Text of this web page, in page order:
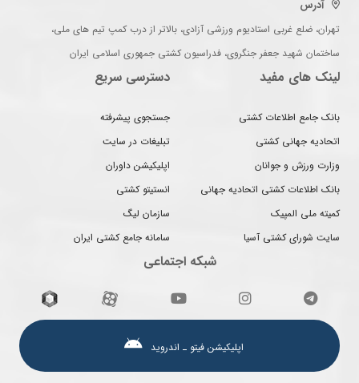
آدرس
تهران، ضلع غربی استادیوم ورزشی آزادی، بالاتر از درب کمپ تیم های ملی،
ساختمان شهید جعفر جنگروی، فدراسیون کشتی جمهوری اسلامی ایران
لینک های مفید
بانک جامع اطلاعات کشتی
اتحادیه جهانی کشتی
وزارت ورزش و جوانان
بانک اطلاعات کشتی اتحادیه جهانی
کمیته ملی المپیک
سایت شورای کشتی آسیا
دسترسی سریع
جستجوی پیشرفته
تبلیغات در سایت
اپلیکیشن داوران
انستیتو کشتی
سازمان لیگ
سامانه جامع کشتی ایران
شبکه اجتماعی
اپلیکیشن فیتو ـ اندروید